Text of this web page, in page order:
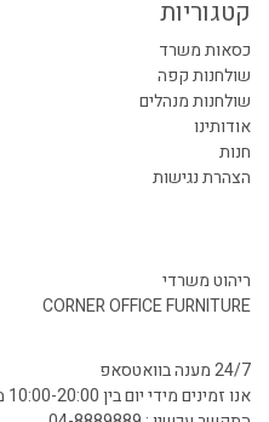
קטגוריות
כסאות משרד
שולחנות קפה
שולחנות מנהלים
אודותינו
חנות
הצהרת נגישות
ריהוט משרדי
CORNER OFFICE FURNITURE
24/7 מענה בוואטסאפ
אנו זמינים מידי יום בין 10:00-20:00 מלבד שישי